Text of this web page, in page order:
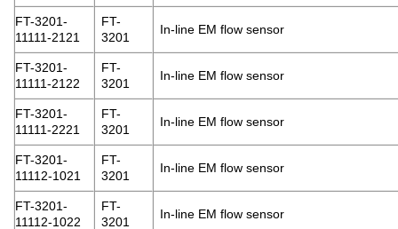
FT-3201-
11111-2121
FT-
3201
In-line EM flow sensor
FT-3201-
11111-2122
FT-
3201
In-line EM flow sensor
FT-3201-
11111-2221
FT-
3201
In-line EM flow sensor
FT-3201-
11112-1021
FT-
3201
In-line EM flow sensor
FT-3201-
11112-1022
FT-
3201
In-line EM flow sensor